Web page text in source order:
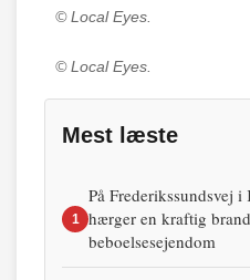
© Local Eyes.
© Local Eyes.
Mest læste
1
På Frederikssundsvej i
hærger en kraftig
beboelsesejendom